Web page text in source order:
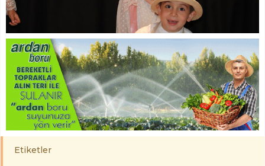
Etiketler